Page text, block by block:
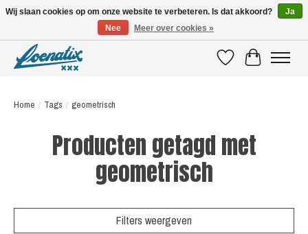
VerlanglijstWinkelwagen
Home / Tags / geometrisch
Producten getagd met
geometrisch
Filters weergeven
Wij slaan cookies op om onze website te verbeteren. Is dat akkoord?
Ja
Nee
Meer over cookies »